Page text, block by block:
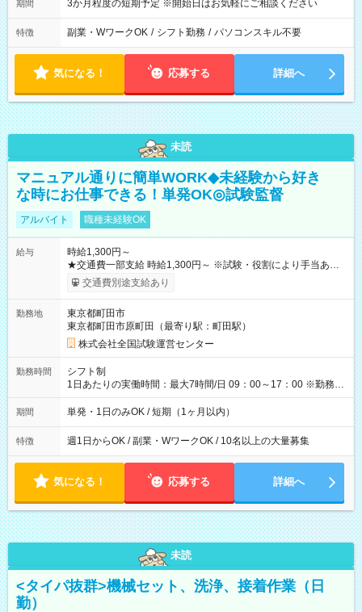
期間 3か月程度の短期予定 ※開始日はお気軽にご相談ください
特徴 副業・WワークOK / シフト勤務 / パソコンスキル不要
気になる！ 応募する 詳細へ
未読
マニュアル通りに簡単WORK◆未経験から好き
な時にお仕事できる！単発OK◎試験監督
アルバイト 職種未経験OK
給与
時給1,300円～
★交通費一部支給 時給1,300円～ ※試験・役割により手当あり
※勤務回数により昇給あり 【即給（前払い）オプションあ
り！】 希望される場合、勤務から1週間ほどで給与の一部を受け
例】 ・河合塾模擬試験 8:30～17:30（休憩1時間） 時給1,300円
×8時間＝日収10,400円＋交通費 ※当日の役割により時給＋100
円の場合あり ・国家試験 7:00～13:30（休憩なし） 時給1,300
円（役割手当＋100円）×6時間＝日収8,400円＋交通費 【試用期
間】試用期間なし
交通費別途支給あり
勤務地
東京都町田市
東京都町田市原町田（最寄り駅：町田駅）
株式会社全国試験運営センター
勤務時間
シフト制
1日あたりの実働時間：最大7時間/日 09：00～17：00 ※勤務時
間は 試験により異なります。
期間 単発・1日のみOK / 短期（1ヶ月以内）
特徴 週1日からOK / 副業・WワークOK / 10名以上の大量募集
気になる！ 応募する 詳細へ
未読
<タイパ抜群>機械セット、洗浄、接着作業（日
勤）